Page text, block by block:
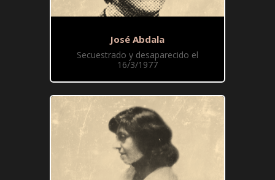
José Abdala
Secuestrado y desaparecido el
16/3/1977